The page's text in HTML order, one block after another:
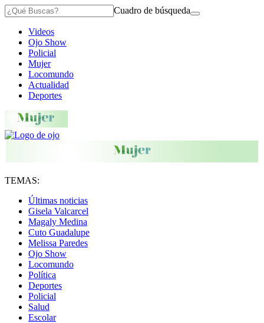
Cuadro de búsqueda
Videos
Ojo Show
Policial
Mujer
Locomundo
Actualidad
Deportes
TEMAS:
Últimas noticias
Gisela Valcarcel
Magaly Medina
Cuto Guadalupe
Melissa Paredes
Ojo Show
Locomundo
Política
Deportes
Policial
Salud
Escolar